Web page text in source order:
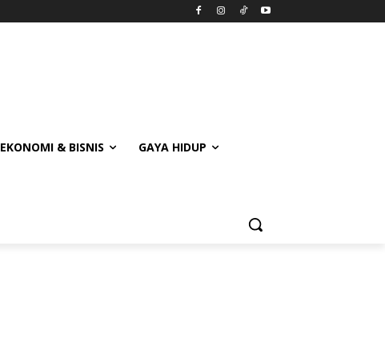
EKONOMI & BISNIS GAYA HIDUP